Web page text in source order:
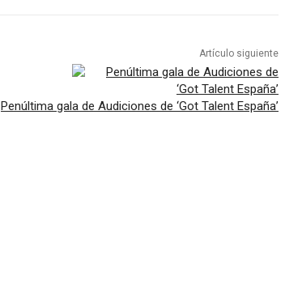
Artículo siguiente
Penúltima gala de Audiciones de ‘Got Talent España’